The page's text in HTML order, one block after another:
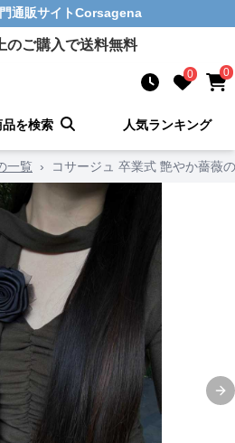
通販サイトCorsagena
のご購入で送料無料
0 0
品を検索 人気ランキング
一覧 › コサージュ 卒業式 艶やか薔薇